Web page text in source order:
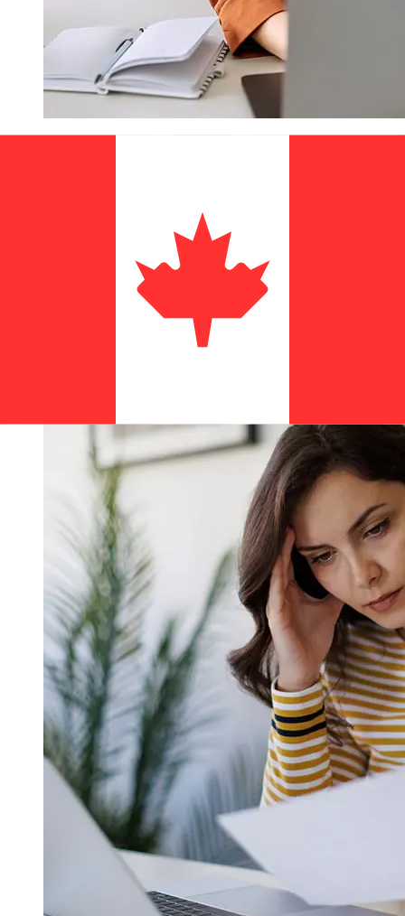
Leveranstider för internationella överföringar med
NatWest från Förenade kungariket till Kanada varierar
beroende på betalningsmetod och transaktionstid.
Vanligtvis tar internationella banköverföringar 1 till 5
arbetsdagar. Faktorer som helgdagar och
säkerhetskontroller kan också påverka leveransen.
Kontrollera NatWest: s bryttider för att undvika